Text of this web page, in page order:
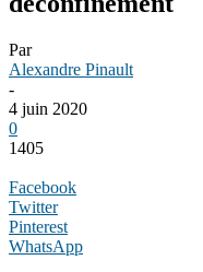
Par
Alexandre Pinault
-
4 juin 2020
0
1405
Facebook
Twitter
Pinterest
WhatsApp